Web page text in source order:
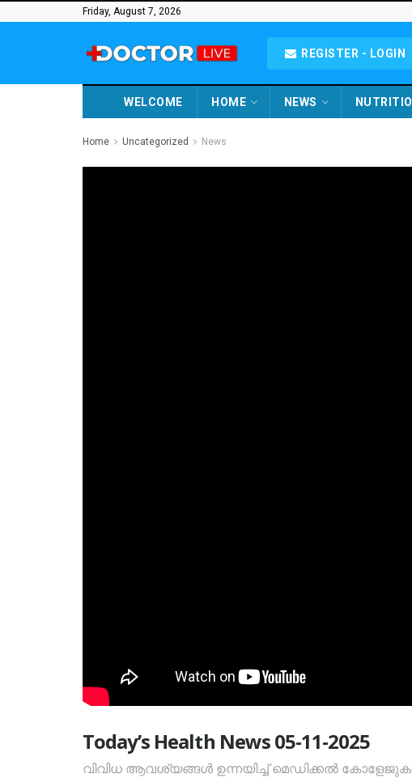
Friday, August 7, 2026
REGISTER - LOGIN
WELCOME HOME NEWS
Home Uncategorized News
Today’s Health News 05-11-2025
വിവിധ ആവശ്യങ്ങൾ ഉന്നയിച്ച് മെഡിക്കൽ